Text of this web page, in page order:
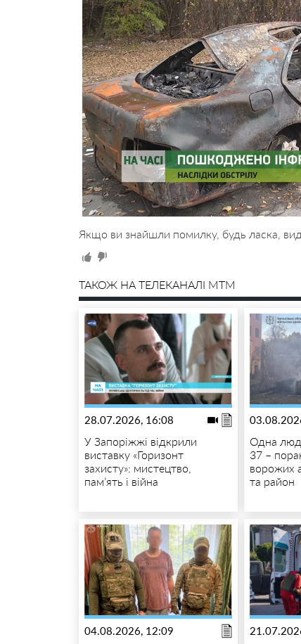
Якщо ви знайшли помилку, будь ласка,
ТАКОЖ НА ТЕЛЕКАНАЛІ MTM
28.07.2026, 16:08
У Запоріжжі відкрили
виставку «Горизонт
захисту»: мистецтво,
пам’ять і війна
Одна
37 –
ворожих
та район
04.08.2026, 12:09